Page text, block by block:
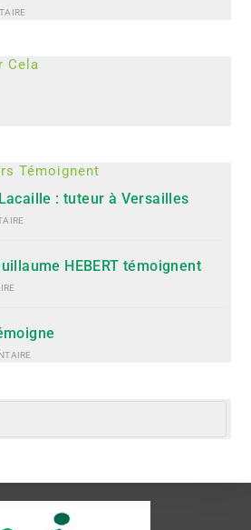
Cela
Témoignent
: tuteur à Versailles
HEBERT témoignent